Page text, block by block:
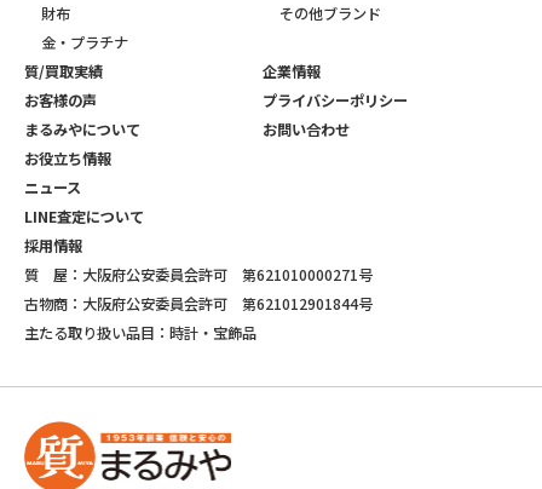
財布
金・プラチナ
その他ブランド
質/買取実績
お客様の声
まるみやについて
お役立ち情報
ニュース
LINE査定について
採用情報
企業情報
プライバシーポリシー
お問い合わせ
質 屋：大阪府公安委員会許可 第621010000271号
古物商：大阪府公安委員会許可 第621012901844号
主たる取り扱い品目：時計・宝飾品